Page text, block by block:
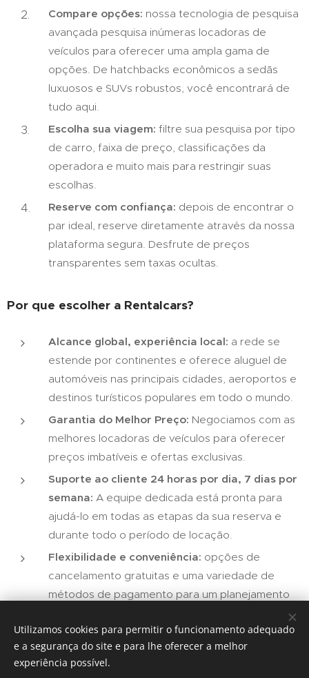
Compare opções: nossa tecnologia de pesquisa
avançada pesquisa inúmeras locadoras de
veículos para oferecer uma ampla gama de
opções. De hatchbacks econômicos a sedãs
luxuosos e SUVs robustos, você encontrará de
tudo aqui.
Escolha sua viagem: filtre sua pesquisa por tipo
de carro, faixa de preço, classificações da
operadora e muito mais para restringir suas
escolhas.
Reserve com confiança: depois de encontrar o
par ideal, reserve diretamente através da nossa
plataforma segura. Desfrute de preços
transparentes sem taxas ocultas.
Por que escolher a Rentalcars?
Alcance global, experiência local: a rede se
estende por continentes e oferece aluguel de
automóveis nas principais cidades, aeroportos e
destinos turísticos populares em todo o mundo.
Garantia do Melhor Preço: Negociamos com as
melhores locadoras de veículos para oferecer
preços imbatíveis e ofertas exclusivas.
Suporte ao cliente 24 horas por dia, 7 dias por
semana: A equipe dedicada está pronta para
ajudá-lo em todas as etapas da sua reserva e
durante todo o período de locação.
Flexibilidade e conveniência: opções de
cancelamento gratuitas e uma variedade de
métodos de pagamento para um planejamento
Pronto para pegar a estrada?
Utilizamos cookies para permitir o funcionamento adequado
e a segurança do site e para lhe oferecer a melhor
experiência possível.